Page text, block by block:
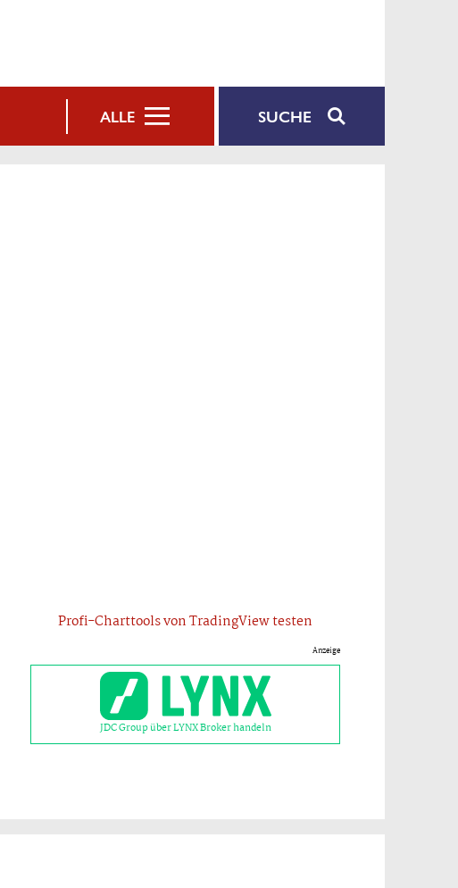
SUCHE
ALLE
Profi-Charttools von TradingView testen
Anzeige
JDC Group über LYNX Broker handeln